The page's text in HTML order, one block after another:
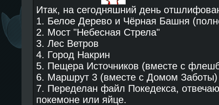
Итак, на сегодняшний день
1. Белое Дерево и Чёрная Башня
2. Мост "Небесная Стрела"
3. Лес Ветров
4. Город Накрин
5. Пещера Источников (вместе с
6. Маршрут 3 (вместе с Домом Заботы)
7. Переделан файл Покедекса,
покемоне или яйце.